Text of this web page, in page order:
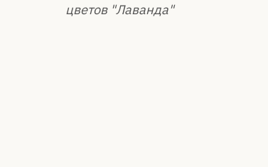
цветов "Лаванда"